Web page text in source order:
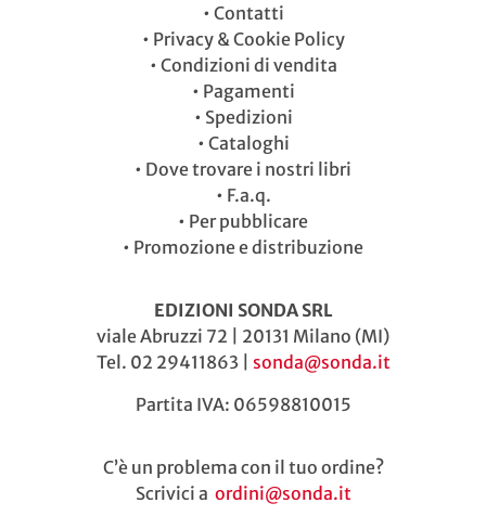
• Contatti
• Privacy & Cookie Policy
• Condizioni di vendita
• Pagamenti
• Spedizioni
• Cataloghi
• Dove trovare i nostri libri
• F.a.q.
• Per pubblicare
• Promozione e distribuzione
EDIZIONI SONDA SRL
viale Abruzzi 72 | 20131 Milano (MI)
Tel. 02 29411863 | sonda@sonda.it
Partita IVA: 06598810015
C’è un problema con il tuo ordine?
Scrivici a ordini@sonda.it